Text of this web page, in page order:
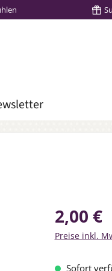
Regulärer
2,00 €
Preise inkl.
Sofort